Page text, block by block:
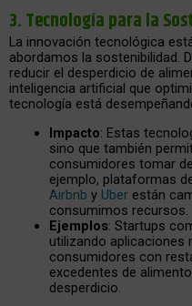
3.Tecnología para la
La innovación tecnológica
abordamos la sostenibilidad.
reducir el desperdicio de
inteligencia artificial que
tecnología está
Impacto: Estas
sino que también
consumidores tomar
ejemplo, plataformas
Airbnb y Uberestán
consumimos recursos.
Ejemplos: Startups
utilizando aplicaciones
consumidores con
excedentes de
desperdicio.